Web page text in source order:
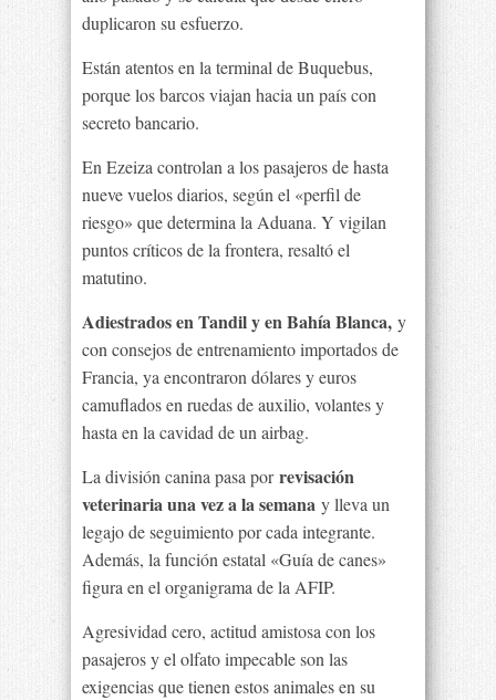
duplicaron su esfuerzo.
Están atentos en la terminal de Buquebus,
porque los barcos viajan hacia un país con
secreto bancario.
En Ezeiza controlan a los pasajeros de hasta
nueve vuelos diarios, según el «perfil de
riesgo» que determina la Aduana. Y vigilan
puntos críticos de la frontera, resaltó el
matutino.
Adiestrados en Tandil y en Bahía Blanca, y
con consejos de entrenamiento importados de
Francia, ya encontraron dólares y euros
camuflados en ruedas de auxilio, volantes y
hasta en la cavidad de un airbag.
La división canina pasa porrevisación
veterinaria una vez a la semana y lleva un
legajo de seguimiento por cada integrante.
Además, la función estatal «Guía de canes»
figura en el organigrama de la AFIP.
Agresividad cero, actitud amistosa con los
pasajeros y el olfato impecable son las
exigencias que tienen estos animales en su